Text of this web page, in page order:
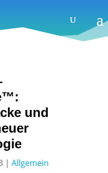
und
| Allgemein